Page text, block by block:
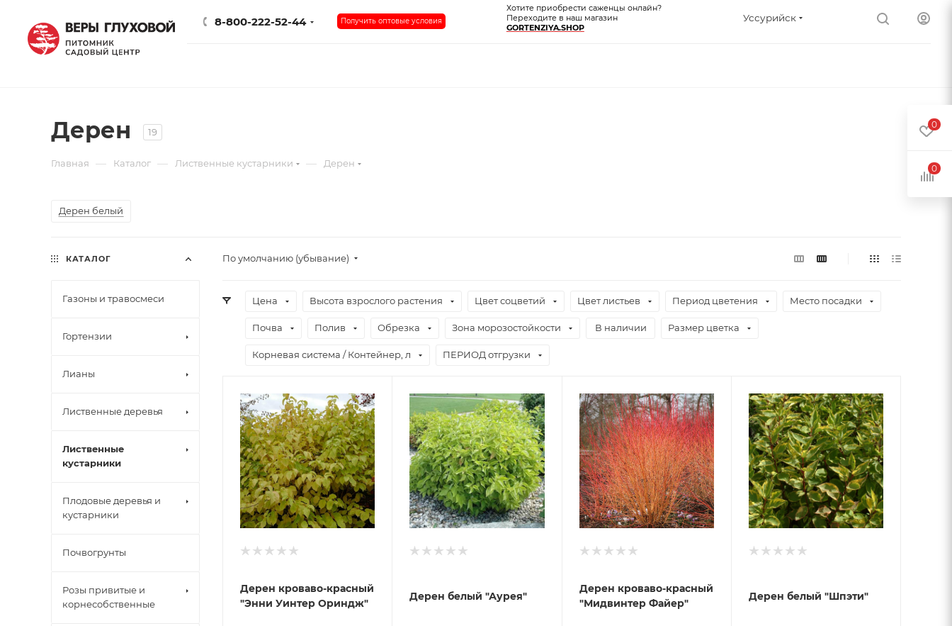
8-800-222-52-44 Получить оптовые условия
Хотите приобрести саженцы онлайн?
Переходите в наш магазин
GORTENZIYA.SHOP
Уссурийск
Дерен 19
Главная — Каталог — Лиственные кустарники — Дерен
Дерен белый
По умолчанию (убывание)
Цена Высота взрослого растения Цвет соцветий Цвет листьев Период цветения Место посадки
Почва Полив Обрезка Зона морозостойкости В наличии Размер цветка
Корневая система / Контейнер, л ПЕРИОД отгрузки
Дерен кроваво-красный
"Энни Уинтер Ориндж"
Дерен белый "Аурея"
Дерен кроваво-красный
"Мидвинтер Файер"
Дерен белый "Шпэти"
КАТАЛОГ
Газоны и травосмеси
Гортензии
Лианы
Лиственные деревья
Лиственные
кустарники
Плодовые деревья и
кустарники
Почвогрунты
Розы привитые и
корнесобственные
0
0